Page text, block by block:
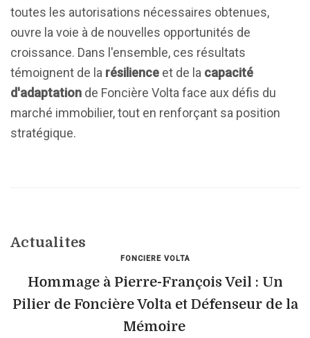
toutes les autorisations nécessaires obtenues,
ouvre la voie à de nouvelles opportunités de
croissance. Dans l'ensemble, ces résultats
témoignent de la résilience et de la capacité
d'adaptation de Foncière Volta face aux défis du
marché immobilier, tout en renforçant sa position
stratégique.
Actualites
FONCIERE VOLTA
Hommage à Pierre-François Veil : Un
Pilier de Foncière Volta et Défenseur de la
Mémoire